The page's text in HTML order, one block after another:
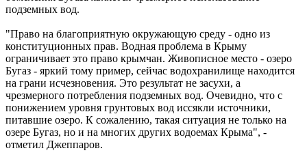
подземных вод.
"Право на благоприятную окружающую среду - одно из
конституционных прав. Водная проблема в Крыму
ограничивает это право крымчан. Живописное место - озеро
Бугаз - яркий тому пример, сейчас водохранилище находится
на грани исчезновения. Это результат не засухи, а
чрезмерного потребления подземных вод. Очевидно, что с
понижением уровня грунтовых вод иссякли источники,
питавшие озеро. К сожалению, такая ситуация не только на
озере Бугаз, но и на многих других водоемах Крыма", -
отметил Джеппаров.